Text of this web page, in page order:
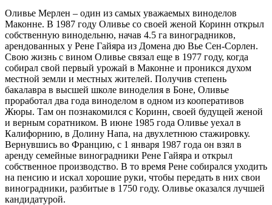
Оливье Мерлен – один из самых уважаемых виноделов
Маконне. В 1987 году Оливье со своей женой Коринн открыл
собственную винодельню, начав 4.5 га виноградников,
арендованных у Рене Гайяра из Домена дю Вье Сен-Сорлен.
Свою жизнь с вином Оливье связал еще в 1977 году, когда
собирал свой первый урожай в Маконне и проникся духом
местной земли и местных жителей. Получив степень
бакалавра в высшей школе виноделия в Боне, Оливье
проработал два года виноделом в одном из кооперативов
Жюры. Там он познакомился с Коринн, своей будущей женой
и верным соратником. В июне 1985 года Оливье уехал в
Калифорнию, в Долину Напа, на двухлетнюю стажировку.
Вернувшись во Францию, с 1 января 1987 года он взял в
аренду семейные виноградники Рене Гайяра и открыл
собственное производство. В то время Рене собирался уходить
на пенсию и искал хорошие руки, чтобы передать в них свои
виноградники, разбитые в 1750 году. Оливье оказался лучшей
кандидатурой.